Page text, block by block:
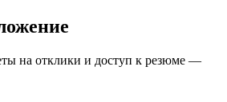
на отклики и доступ к резюме —